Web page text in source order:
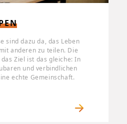
sind dazu da, das Leben
anderen zu teilen. Die
Ziel ist das gleiche: In
und verbindlichen
echte Gemeinschaft.